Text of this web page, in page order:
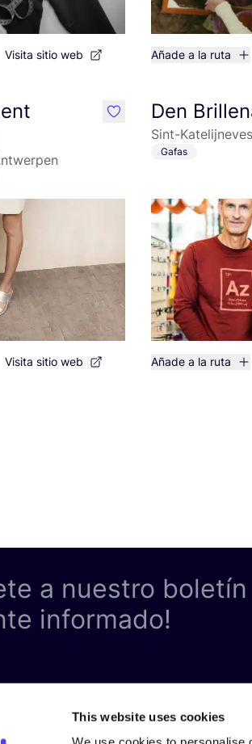
This website uses cookies
Visita sitio web Añade a la ruta
Visita sitio web
like Den
Sint-
Gafas
Añade a la ruta
a nuestro boletín
informado!